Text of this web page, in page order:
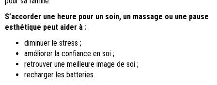
S’accorder une heure pour un soin, un massage ou une pause
esthétique peut aider à :
diminuer le stress ;
améliorer la confiance en soi ;
retrouver une meilleure image de soi ;
recharger les batteries.